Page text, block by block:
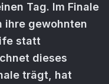
Tag. Im Finale
ihre gewohnten
statt
dieses
trägt, hat